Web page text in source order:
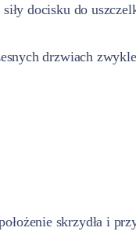
docisku do
drzwiach
skrzydła i